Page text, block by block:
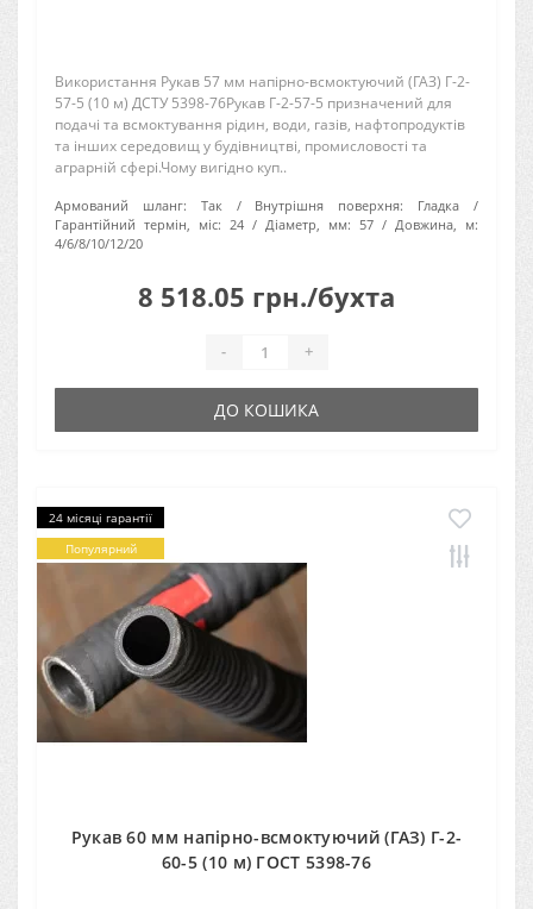
Використання Рукав 57 мм напірно-всмоктуючий (ГАЗ) Г-2-
57-5 (10 м) ДСТУ 5398-76Рукав Г-2-57-5 призначений для
подачі та всмоктування рідин, води, газів, нафтопродуктів
та інших середовищ у будівництві, промисловості та
аграрній сфері.Чому вигідно куп..
Армований шланг: Так Внутрішня поверхня:
Гладка
Гарантійний термін, міс: 24 Діаметр, мм: 57
Довжина, м:
4/6/8/10/12/20
8 518.05 грн./бухта
- +
ДО КОШИКА
24 місяці гарантії
Популярний
Рукав 60 мм напірно-всмоктуючий (ГАЗ) Г-2-
60-5 (10 м) ГОСТ 5398-76